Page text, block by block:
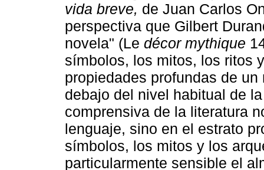
vida breve, de Juan Carlos
perspectiva que Gilbert
novela" (Le décor mythique
símbolos, los mitos, los ritos
propiedades profundas de
debajo del nivel habitual de
comprensiva de la literatura
lenguaje, sino en el estrato
símbolos, los mitos y los
particularmente sensible el